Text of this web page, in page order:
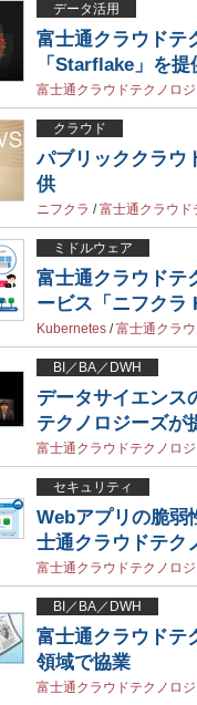
データ活用
富士通クラウドテ
「Starflake」を提
富士通クラウドテクノロ
クラウド
パブリッククラウ
供
ニフクラ /富士通クラウド
ミドルウェア
富士通クラウドテ
ービス「ニフクラ
Kubernetes /富士通クラ
BI／BA／DWH
データサイエンス
テクノロジーズが
富士通クラウドテクノロ
セキュリティ
Webアプリの脆弱
士通クラウドテク
富士通クラウドテクノロ
BI／BA／DWH
富士通クラウドテ
領域で協業
富士通クラウドテクノロ